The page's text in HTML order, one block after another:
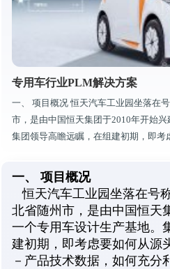
专用车行业PLM解决方案
一、 项目概况 恒天汽车工业园坐落在
市，是由中国恒天集团于2010年开始兴
集团领导高瞻远瞩，在组建初期，即考
一、 项目概况
恒天汽车工业园坐落在号
北省随州市，是由中国恒天
一个专用车设计生产基地。
建初期，即考虑要如何从源
－产品技术数据，如何充分